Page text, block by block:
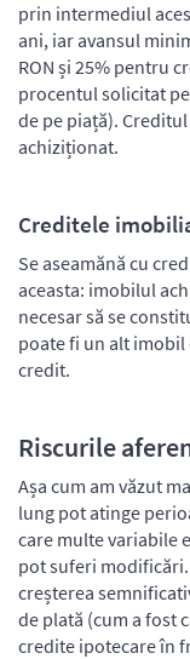
prin intermediul
ani, iar avansul
RON și 25% pentru
procentul solicitat
de pe piață).
achiziționat.
Creditele
Se aseamănă cu
aceasta: imobilul
necesar să se
poate fi un alt
credit.
Riscurile
Așa cum am văzut
lung pot atinge
care multe variabile
pot suferi
creșterea
de plată (cum a fost
credite ipotecare în